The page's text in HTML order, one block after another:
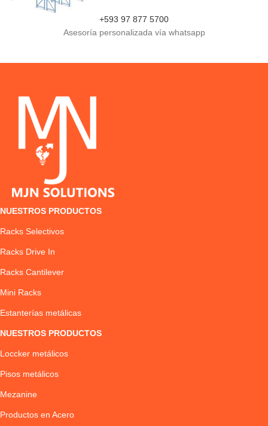
+593 97 877 5700
Asesoría personalizada vía whatsapp
NUESTROS PRODUCTOS
Racks Selectivos
Racks Drive In
Racks Cantilever
Mini Racks
Estanterías metálicas
NUESTROS PRODUCTOS
Loccker metálicos
Pisos metálicos
Mezanine
Productos en Acero